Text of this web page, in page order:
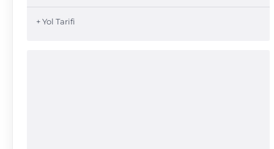
+ Yol Tarifi